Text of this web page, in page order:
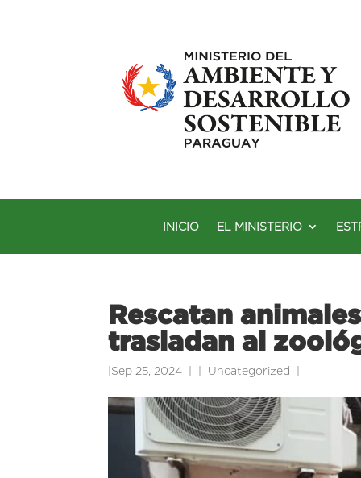
INICIO EL MINISTERIO
Rescatan
trasladan al
Sep 25, 2024 Uncategorized